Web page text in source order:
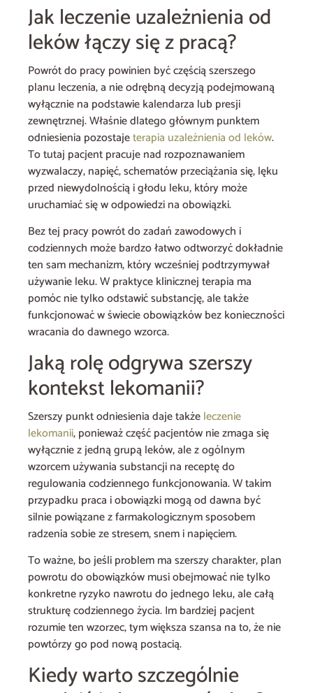
Jak leczenie uzależnienia od
leków łączy się z pracą?
Powrót do pracy powinien być częścią szerszego
planu leczenia, a nie odrębną decyzją podejmowaną
wyłącznie na podstawie kalendarza lub presji
zewnętrznej. Właśnie dlatego głównym punktem
odniesienia pozostajeterapia uzależnienia od leków.
To tutaj pacjent pracuje nad rozpoznawaniem
wyzwalaczy, napięć, schematów przeciążania się, lęku
przed niewydolnością i głodu leku, który może
uruchamiać się w odpowiedzi na obowiązki.
Bez tej pracy powrót do zadań zawodowych i
codziennych może bardzo łatwo odtworzyć dokładnie
ten sam mechanizm, który wcześniej podtrzymywał
używanie leku. W praktyce klinicznej terapia ma
pomóc nie tylko odstawić substancję, ale także
funkcjonować w świecie obowiązków bez konieczności
wracania do dawnego wzorca.
Jaką rolę odgrywa szerszy
kontekst lekomanii?
Szerszy punkt odniesienia daje takżeleczenie
lekomanii, ponieważ część pacjentów nie zmaga się
wyłącznie z jedną grupą leków, ale z ogólnym
wzorcem używania substancji na receptę do
regulowania codziennego funkcjonowania. W takim
przypadku praca i obowiązki mogą od dawna być
silnie powiązane z farmakologicznym sposobem
radzenia sobie ze stresem, snem i napięciem.
To ważne, bo jeśli problem ma szerszy charakter, plan
powrotu do obowiązków musi obejmować nie tylko
konkretne ryzyko nawrotu do jednego leku, ale całą
strukturę codziennego życia. Im bardziej pacjent
rozumie ten wzorzec, tym większa szansa na to, że nie
powtórzy go pod nową postacią.
Kiedy warto szczególnie